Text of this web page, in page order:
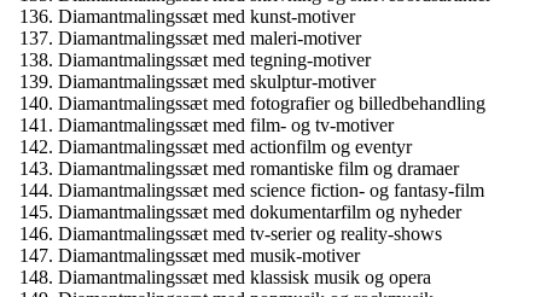
Diamantmalingssæt med kunst-motiver
Diamantmalingssæt med maleri-motiver
Diamantmalingssæt med tegning-motiver
Diamantmalingssæt med skulptur-motiver
Diamantmalingssæt med fotografier og billedbehandling
Diamantmalingssæt med film- og tv-motiver
Diamantmalingssæt med actionfilm og eventyr
Diamantmalingssæt med romantiske film og dramaer
Diamantmalingssæt med science fiction- og fantasy-film
Diamantmalingssæt med dokumentarfilm og nyheder
Diamantmalingssæt med tv-serier og reality-shows
Diamantmalingssæt med musik-motiver
Diamantmalingssæt med klassisk musik og opera